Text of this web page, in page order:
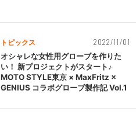
トピックス 2022/11/01
オシャレな女性用グローブを作りた
い！ 新プロジェクトがスタート♪
MOTO STYLE東京 × MaxFritz ×
GENIUS コラボグローブ製作記 Vol.1